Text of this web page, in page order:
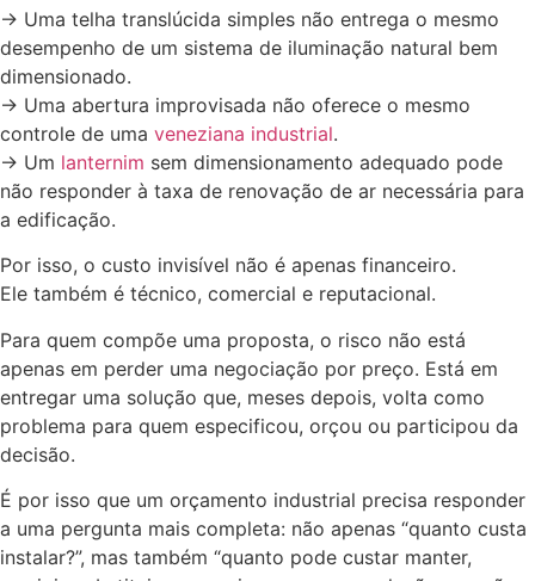
-> Uma telha translúcida simples não entrega o mesmo
desempenho de um sistema de iluminação natural bem
dimensionado.
-> Uma abertura improvisada não oferece o mesmo
controle de uma veneziana industrial.
-> Um lanternim sem dimensionamento adequado pode
não responder à taxa de renovação de ar necessária para
a edificação.
Por isso, o custo invisível não é apenas financeiro.
Ele também é técnico, comercial e reputacional.
Para quem compõe uma proposta, o risco não está
apenas em perder uma negociação por preço. Está em
entregar uma solução que, meses depois, volta como
problema para quem especificou, orçou ou participou da
decisão.
É por isso que um orçamento industrial precisa responder
a uma pergunta mais completa: não apenas “quanto custa
instalar?”, mas também “quanto pode custar manter,